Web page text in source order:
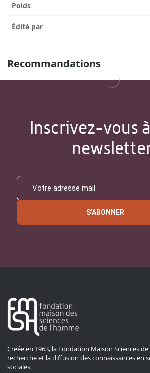
Poids
Édité par
Recommandations
Inscrivez-vous
S'ABONNER
Créée en 1963, la Fondation Maison Sciences
recherche et la diffusion des connaissances en
sociales.